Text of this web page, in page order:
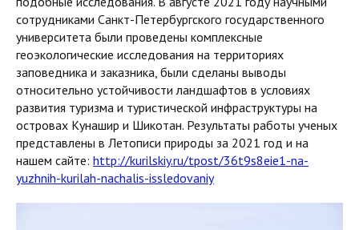
сотрудниками Санкт-Петербургского государственного
университета были проведены комплексные
геоэкологические исследования на территориях
заповедника и заказника, были сделаны выводы
относительно устойчивости ландшафтов в условиях
развития туризма и туристической инфраструктуры на
островах Кунашир и Шикотан. Результаты работы ученых
представлены в Летописи природы за 2021 год и на
нашем сайте: http://kurilskiy.ru/tpost/36t9s8eie1-na-
yuzhnih-kurilah-nachalis-issledovaniy